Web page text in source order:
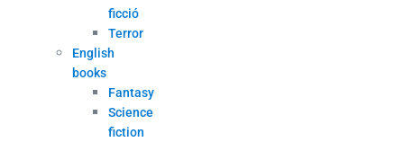
ficció
Terror
English
books
Fantasy
Science
fiction